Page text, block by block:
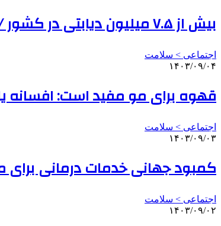
بیش از ۷.۵ میلیون دیابتی در کشور / تاثیر کاهش وزن بر بیماری دیابت
اجتماعی > سلامت
۱۴۰۳/۰۹/۰۴
قهوه برای مو مفید است: افسانه
اجتماعی > سلامت
۱۴۰۳/۰۹/۰۳
کمبود جهانی خدمات درمانی برای
اجتماعی > سلامت
۱۴۰۳/۰۹/۰۲